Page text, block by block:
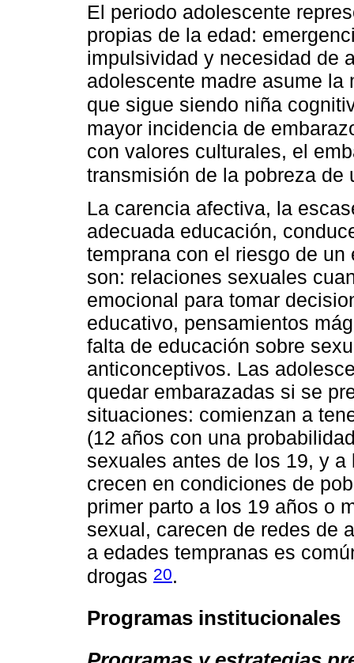
El periodo adolescente
propias de la edad:
impulsividad y necesidad de
adolescente madre asume la
que sigue siendo niña
mayor incidencia de
con valores culturales, el
transmisión de la pobreza
La carencia afectiva, la
adecuada educación,
temprana con el riesgo de
son: relaciones sexuales
emocional para tomar
educativo, pensamientos
falta de educación sobre
anticonceptivos. Las
quedar embarazadas si se
situaciones: comienzan a
(12 años con una
sexuales antes de los 19, y
crecen en condiciones de
primer parto a los 19 años o
sexual, carecen de redes de
a edades tempranas es
drogas 20.
Programas institucionales